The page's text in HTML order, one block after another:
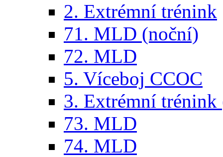
2. Extrémní trénink
71. MLD (noční)
72. MLD
5. Víceboj CCOC
3. Extrémní trénink
73. MLD
74. MLD